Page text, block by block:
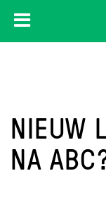
NIEUW
NA